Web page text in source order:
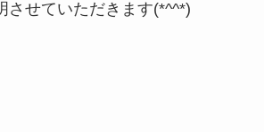
させていただきます(*^^*)